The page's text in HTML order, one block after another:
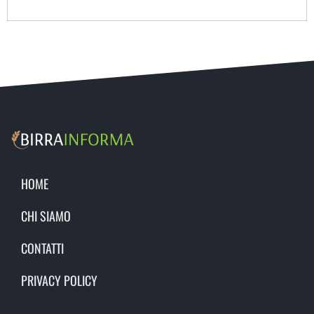
HOME
CHI SIAMO
CONTATTI
PRIVACY POLICY